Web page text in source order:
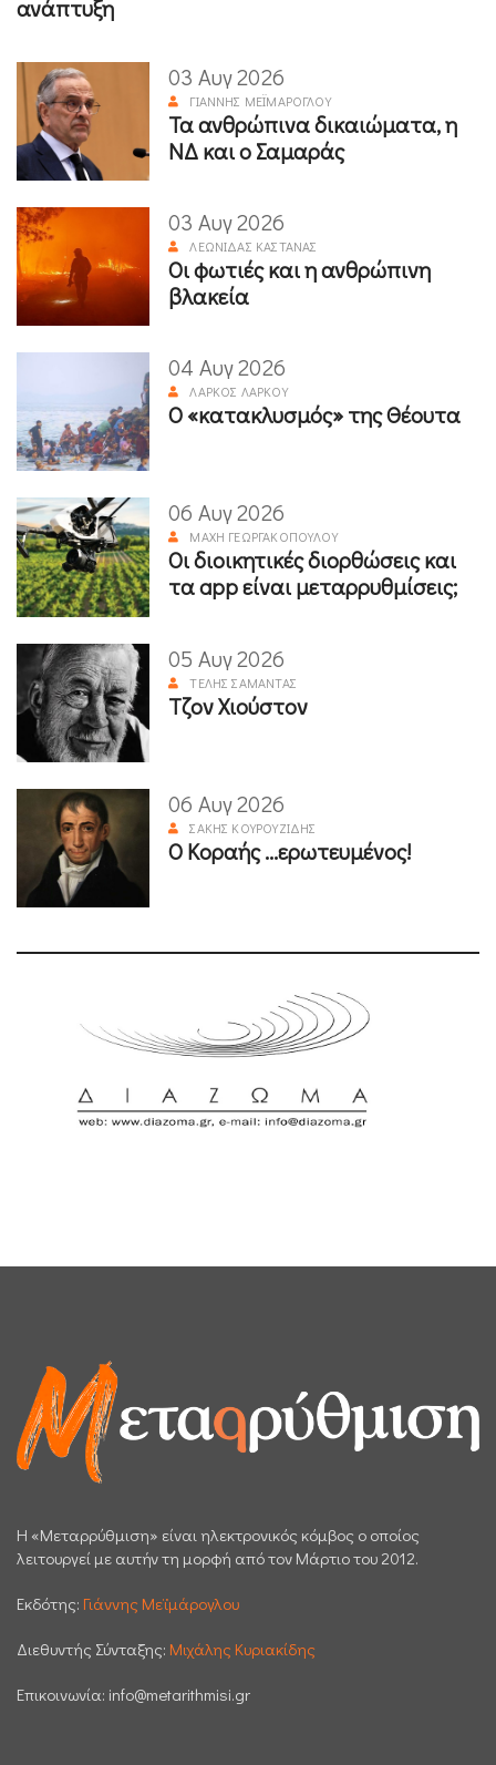
ανάπτυξη
03 Αυγ 2026
ΓΙΆΝΝΗΣ ΜΕΪΜΆΡΟΓΛΟΥ
Τα ανθρώπινα δικαιώματα, η
ΝΔ και ο Σαμαράς
03 Αυγ 2026
ΛΕΩΝΊΔΑΣ ΚΑΣΤΑΝΆΣ
Οι φωτιές και η ανθρώπινη
βλακεία
04 Αυγ 2026
ΛΆΡΚΟΣ ΛΆΡΚΟΥ
Ο «κατακλυσμός» της Θέουτα
06 Αυγ 2026
ΜΆΧΗ ΓΕΩΡΓΑΚΟΠΟΎΛΟΥ
Οι διοικητικές διορθώσεις και
τα app είναι μεταρρυθμίσεις;
05 Αυγ 2026
ΤΈΛΗΣ ΣΑΜΑΝΤΆΣ
Τζον Χιούστον
06 Αυγ 2026
ΣΆΚΗΣ ΚΟΥΡΟΥΖΊΔΗΣ
Ο Κοραής ...ερωτευμένος!
H «Μεταρρύθμιση» είναι ηλεκτρονικός κόμβος ο οποίος
λειτουργεί με αυτήν τη μορφή από τον Μάρτιο του 2012.
Εκδότης: Γιάννης Μεϊμάρογλου
Διεθυντής Σύνταξης: Μιχάλης Κυριακίδης
Επικοινωνία: info@metarithmisi.gr